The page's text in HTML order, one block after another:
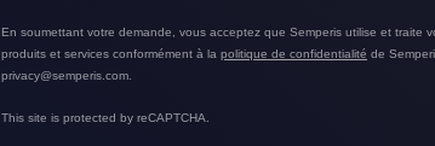
En soumettant votre demande, vous acceptez que Semperis utilise et traite
produits et services conformément à la politique de confidentialité de
privacy@semperis.com.
This site is protected by reCAPTCHA.